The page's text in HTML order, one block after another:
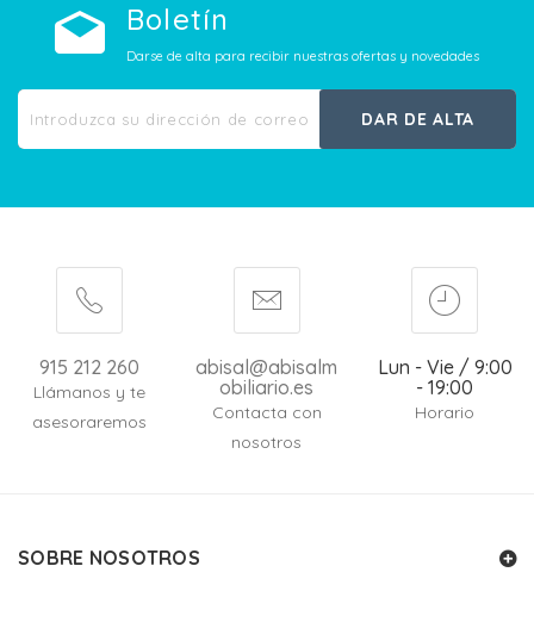
Boletín
Darse de alta para recibir nuestras ofertas y novedades
DAR DE ALTA
915 212 260
Llámanos y te
asesoraremos
abisal@abisalm
obiliario.es
Contacta con
nosotros
Lun - Vie / 9:00
- 19:00
Horario
SOBRE NOSOTROS